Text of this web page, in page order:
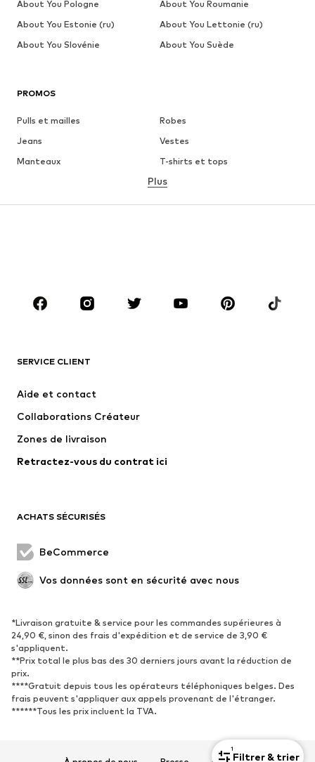
1
Filtrer & trier
PROMOS
Pulls et mailles
Robes
Jeans
Vestes
Manteaux
T-shirts et tops
Lingerie
Accessoires
Premium
Nouveautés
Lingerie
Manteaux
Jupes
Occasions spéciales
Nouveautés
Tendance
Baskets
Escarpins et talons hauts
Bottes
Sandales
Chaussures basses
Chaussures de sport
Plus
SERVICE CLIENT
Aide et contact
Collaborations Créateur
Zones de livraison
Retractez-vous du contrat ici
ACHATS SÉCURISÉS
BeCommerce
Vos données sont en sécurité avec nous
*Livraison gratuite & service pour les commandes supérieures à
24,90 €, sinon des frais d'expédition et de service de 3,90 €
s'appliquent.
**Prix total le plus bas des 30 derniers jours avant la réduction de
prix.
****Gratuit depuis tous les opérateurs téléphoniques belges. Des
frais peuvent s'appliquer aux appels provenant de l'étranger.
******Tous les prix incluent la TVA.
About You Pologne
About You Roumanie
About You Estonie (ru)
About You Lettonie (ru)
About You Slovénie
About You Suède